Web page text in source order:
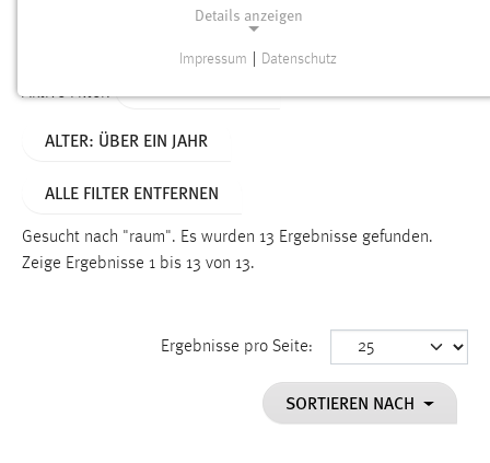
Aktive Filter:
ALTER: ÜBER EIN JAHR
ALLE FILTER ENTFERNEN
Gesucht nach "raum". Es wurden 13 Ergebnisse gefunden.
Zeige Ergebnisse 1 bis 13 von 13.
Ergebnisse pro Seite:
SORTIEREN NACH
Details anzeigen
Funktionen und sind für die einwandfreie Funktion der
Name:
Dieser Cookie speichert die ausgewählten Einverständnis-
Impressum Datenschutz